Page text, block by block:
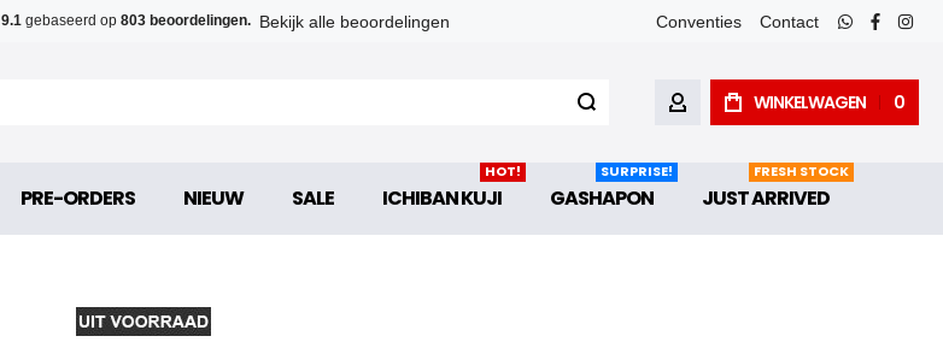
9.1 gebaseerd op 803 beoordelingen. Bekijk alle beoordelingen Conventies Contact
whatsapp
facebook
ACCOUNTWINKELWAGEN 0
PRE-ORDERS NIEUW SALE ICHIBAN KUJI
HOT!
GASHAPON
SURPRISE!
JUST ARRIVED
FRESH STOCK